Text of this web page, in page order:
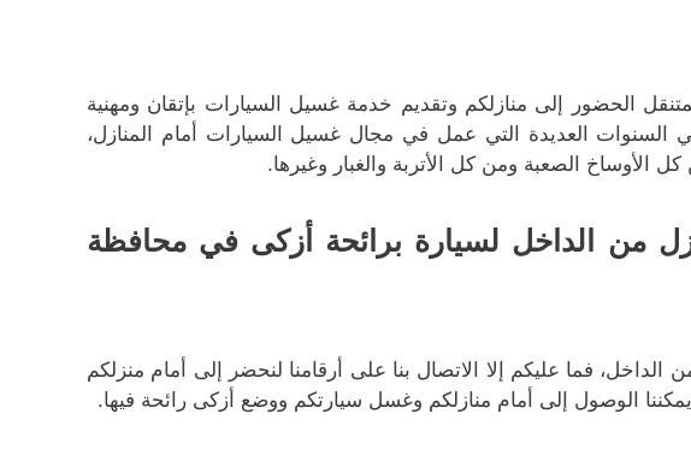
الحضور إلى منازلكم وتقديم خدمة غسيل السيارات بإتقان ومهنية
السنوات العديدة التي عمل في مجال غسيل السيارات أمام المنازل،
الصعبة ومن كل الأتربة والغبار وغيرها.
من الداخل لسيارة برائحة أزكى في محافظة
فما عليكم إلا الاتصال بنا على أرقامنا لنحضر إلى أمام منزلكم
الوصول إلى أمام منازلكم وغسل سيارتكم ووضع أزكى رائحة فيها.